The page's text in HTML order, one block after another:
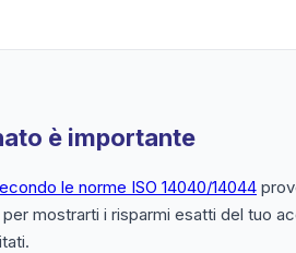
è importante
le norme ISO 14040/14044
per mostrarti i risparmi esatti del tuo